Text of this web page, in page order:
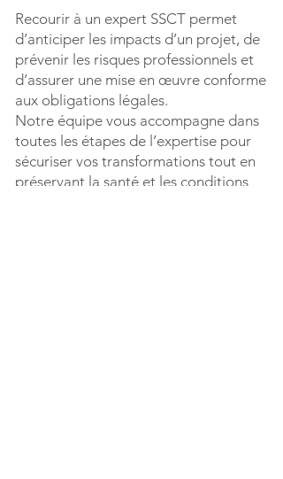
Recourir à un expert SSCT permet
d’anticiper les impacts d’un projet, de
prévenir les risques professionnels et
d’assurer une mise en œuvre conforme
aux obligations légales.
Notre équipe vous accompagne dans
toutes les étapes de l’expertise pour
sécuriser vos transformations tout en
préservant la santé et les conditions